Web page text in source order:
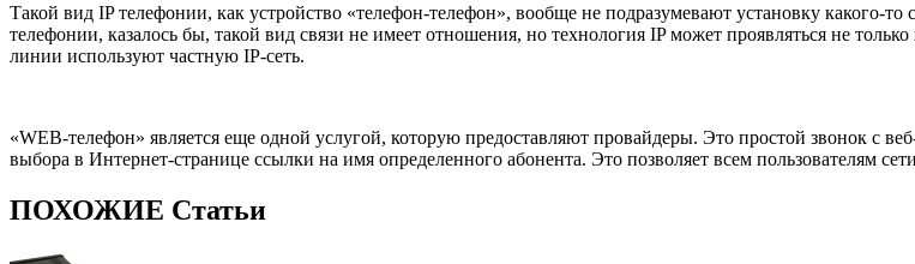
Такой вид IP телефонии, как устройство «телефон-телефон», вообще не подразумевают установку какого-
телефонии, казалось бы, такой вид связи не имеет отношения, но технология IP может проявляться не
линии используют частную IP-сеть.
«WEB-телефон» является еще одной услугой, которую предоставляют провайдеры. Это простой звонок с
выбора в Интернет-странице ссылки на имя определенного абонента. Это позволяет всем пользователям
ПОХОЖИЕ Статьи